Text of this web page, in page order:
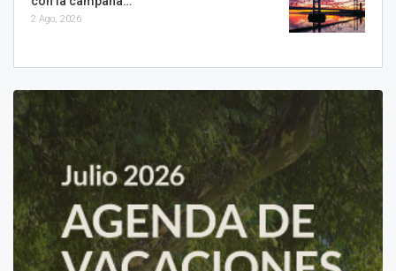
2 Ago, 2026